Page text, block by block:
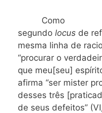
Como
segundo locus de
mesma linha de
“procurar o
que meu[seu]
afirma “ser mister
desses três
de seus defeitos”